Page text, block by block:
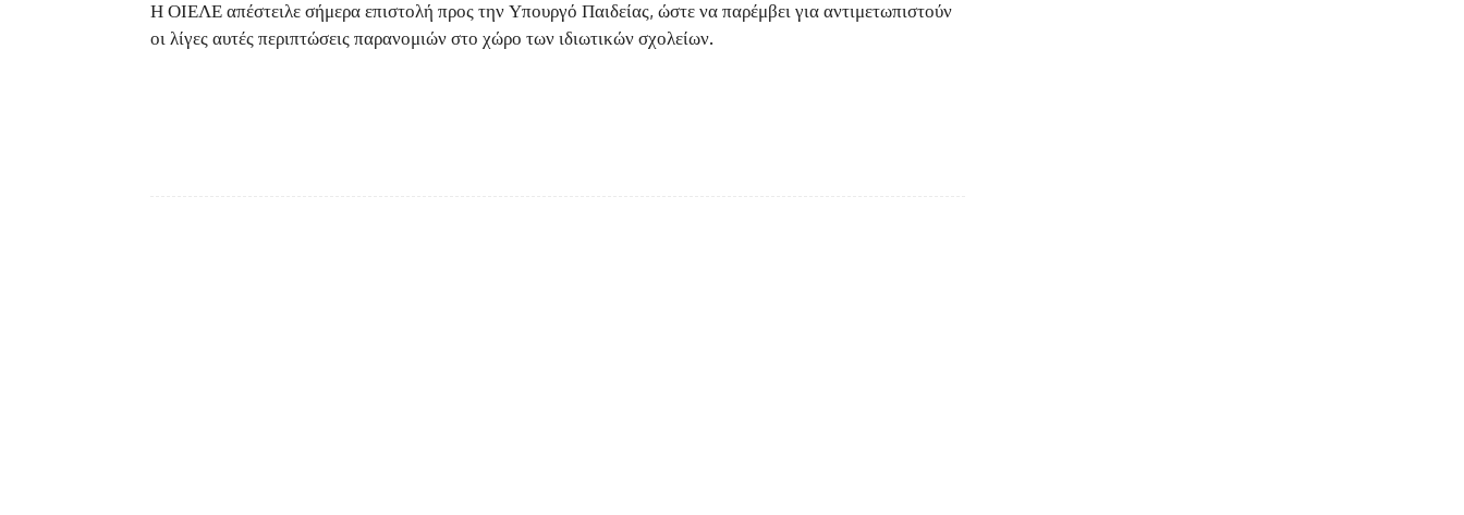
Η ΟΙΕΛΕ απέστειλε σήμερα επιστολή προς την Υπουργό Παιδείας, ώστε να παρέμβει για αντιμετωπιστούν
οι λίγες αυτές περιπτώσεις παρανομιών στο χώρο των ιδιωτικών σχολείων.